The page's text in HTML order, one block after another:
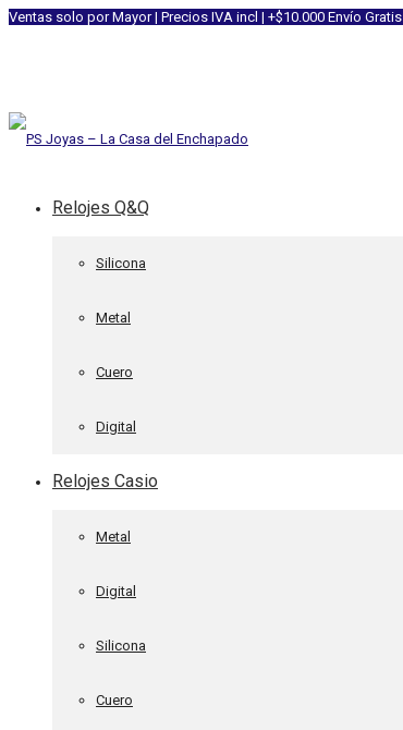
Ventas solo por Mayor | Precios IVA incl | +$10.000 Envío Gratis
Relojes Q&Q
Silicona
Metal
Cuero
Digital
Relojes Casio
Metal
Digital
Silicona
Cuero